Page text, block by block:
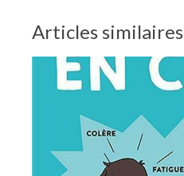
Articles similaires